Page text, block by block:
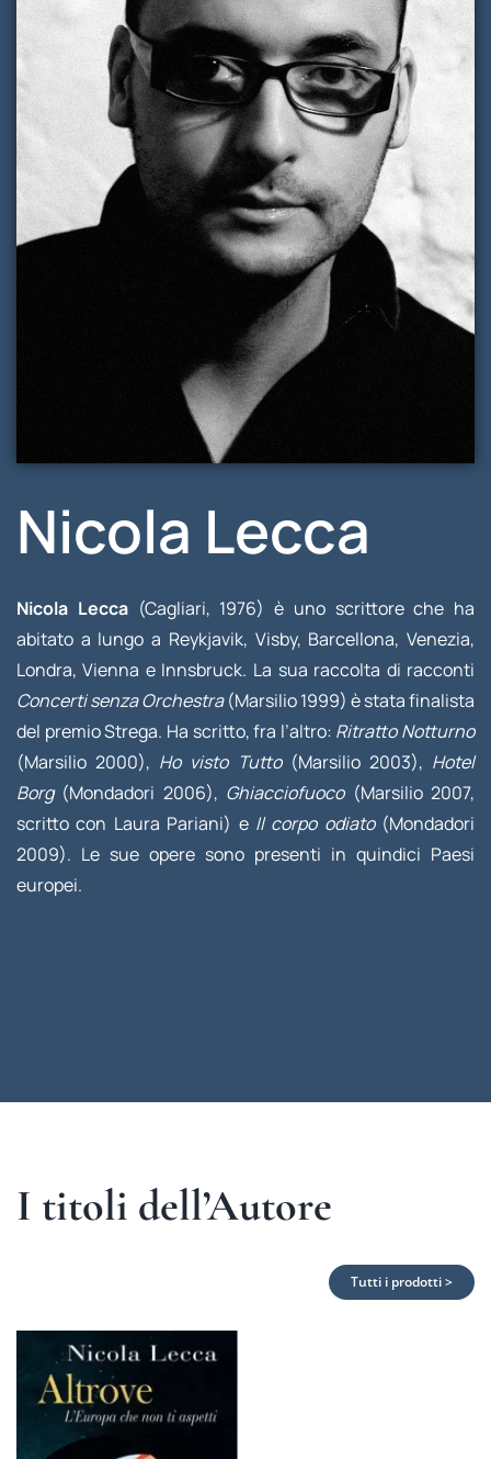
Nicola Lecca
Nicola Lecca(Cagliari, 1976) è uno scrittore che ha
abitato a lungo a Reykjavik, Visby, Barcellona, Venezia,
Londra, Vienna e Innsbruck. La sua raccolta di racconti
Concerti senza Orchestra(Marsilio 1999) è stata finalista
del premio Strega. Ha scritto, fra l’altro: Ritratto Notturno
(Marsilio 2000), Ho visto Tutto(Marsilio 2003), Hotel
Borg(Mondadori 2006), Ghiacciofuoco(Marsilio 2007,
scritto con Laura Pariani) e Il corpo odiato(Mondadori
2009). Le sue opere sono presenti in quindici Paesi
europei.
I titoli dell’Autore
Tutti i prodotti >